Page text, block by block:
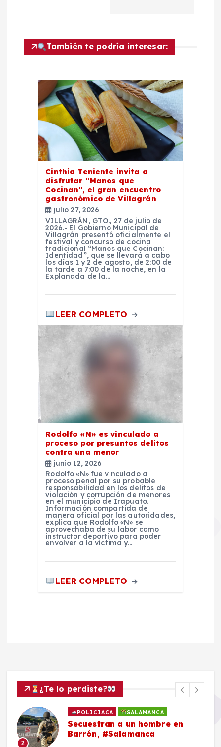
ó
También te podría interesar:
Cinthia Teniente invita a
disfrutar “Manos que
Cocinan”, el gran encuentro
gastronómico de Villagrán
julio 27, 2026
VILLAGRÁN, GTO., 27 de julio de
2026.- El Gobierno Municipal de
Villagrán presentó oficialmente el
festival y concurso de cocina
tradicional “Manos que Cocinan:
Identidad”, que se llevará a cabo
los días 1 y 2 de agosto, de 2:00 de
la tarde a 7:00 de la noche, en la
Explanada de la…
LEER COMPLETO
Rodolfo «N» es vinculado a
proceso por presuntos delitos
contra una menor
junio 12, 2026
Rodolfo «N» fue vinculado a
proceso penal por su probable
responsabilidad en los delitos de
violación y corrupción de menores
en el municipio de Irapuato.
Información compartida de
manera oficial por las autoridades,
explica que Rodolfo «N» se
aprovechaba de su labor como
instructor deportivo para poder
envolver a la víctima y…
LEER COMPLETO
¿Te lo perdiste?
2
POLICIACA SALAMANCA
Secuestran a un hombre en
Barrón, #Salamanca